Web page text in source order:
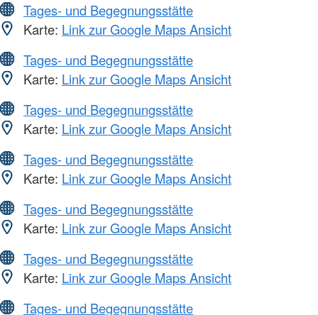
Tages- und Begegnungsstätte
Karte: Link zur Google Maps Ansicht
Tages- und Begegnungsstätte
Karte: Link zur Google Maps Ansicht
Tages- und Begegnungsstätte
Karte: Link zur Google Maps Ansicht
Tages- und Begegnungsstätte
Karte: Link zur Google Maps Ansicht
Tages- und Begegnungsstätte
Karte: Link zur Google Maps Ansicht
Tages- und Begegnungsstätte
Karte: Link zur Google Maps Ansicht
Tages- und Begegnungsstätte